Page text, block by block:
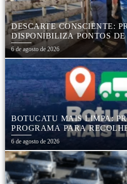
DESCARTE CONSCIENTE:
DISPONIBILIZA PONTOS
DESCARTE
PNEUS, GARANTINDO
E PRESERVAÇÃO
6 de agosto de 2026
BOTUCATU MAIS LIMPA:
PROGRAMA PARA
COLCHÕES E OUTROS
6 de agosto de 2026